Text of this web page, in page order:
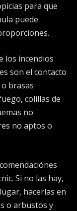
para que
puede
los incendios
son el contacto
brasas
colillas de
no
no aptos o
Si no las hay,
hacerlas en
o arbustos y